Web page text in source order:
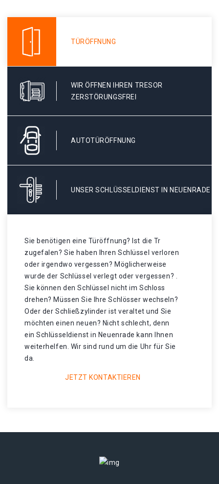
TÜRÖFFNUNG
WIR ÖFFNEN IHREN TRESOR
ZERSTÖRUNGSFREI
AUTOTÜRÖFFNUNG
UNSER SCHLÜSSELDIENST IN NEUENRADE
Sie benötigen eine Türöffnung? Ist die Tr
zugefalen? Sie haben Ihren Schlüssel verloren
oder irgendwo vergessen? Möglicherweise
wurde der Schlüssel verlegt oder vergessen? .
Sie können den Schlüssel nicht im Schloss
drehen? Müssen Sie Ihre Schlösser wechseln?
Oder der Schließzylinder ist veraltet und Sie
möchten einen neuen? Nicht schlecht, denn
ein Schlüsseldienst in Neuenrade kann Ihnen
weiterhelfen. Wir sind rund um die Uhr für Sie
da.
JETZT KONTAKTIEREN